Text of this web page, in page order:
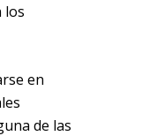
los
en
de las